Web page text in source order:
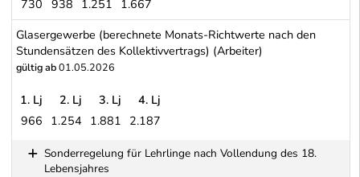
Gablonzer Warenerzeuger - Erzeugung von Waren nach
730 938 1.251 1.667
Glasergewerbe (berechnete Monats-Richtwerte nach den
Stundensätzen des Kollektivvertrags) (Arbeiter)
gültig ab01.05.2026
1. Lj 2. Lj 3. Lj
4. Lj
966 1.254 1.881 2.187
Sonderregelung für Lehrlinge nach Vollendung des 18.
Lebensjahres